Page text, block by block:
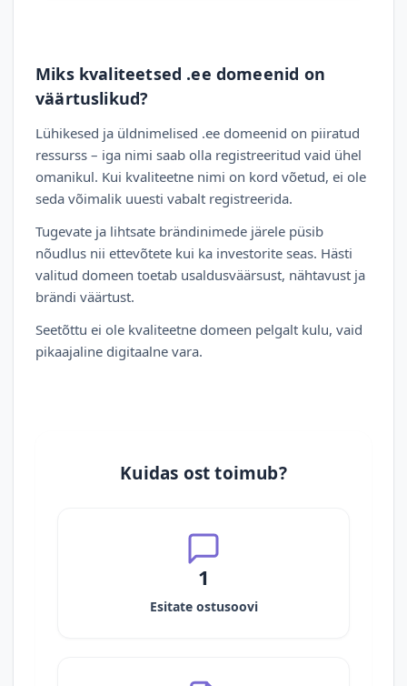
Miks kvaliteetsed .ee domeenid on
väärtuslikud?
Lühikesed ja üldnimelised .ee domeenid on piiratud
ressurss – iga nimi saab olla registreeritud vaid ühel
omanikul. Kui kvaliteetne nimi on kord võetud, ei ole
seda võimalik uuesti vabalt registreerida.
Tugevate ja lihtsate brändinimede järele püsib
nõudlus nii ettevõtete kui ka investorite seas. Hästi
valitud domeen toetab usaldusväärsust, nähtavust ja
brändi väärtust.
Seetõttu ei ole kvaliteetne domeen pelgalt kulu, vaid
pikaajaline digitaalne vara.
Kuidas ost toimub?
1
Esitate ostusoovi